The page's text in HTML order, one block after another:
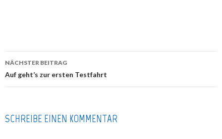
Beitragsnavigation
NÄCHSTER BEITRAG
Auf geht’s zur ersten Testfahrt
SCHREIBE EINEN KOMMENTAR